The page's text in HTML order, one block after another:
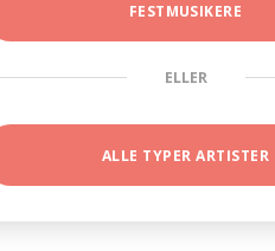
FESTMUSIKERE
ELLER
ALLE TYPER ARTISTER